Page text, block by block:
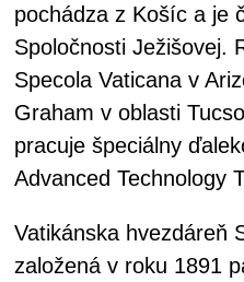
pochádza z Košíc a je
Spoločnosti Ježišovej.
Specola Vaticana v
Graham v oblasti
pracuje špeciálny
Advanced Technology
Vatikánska hvezdáreň
založená v roku 1891